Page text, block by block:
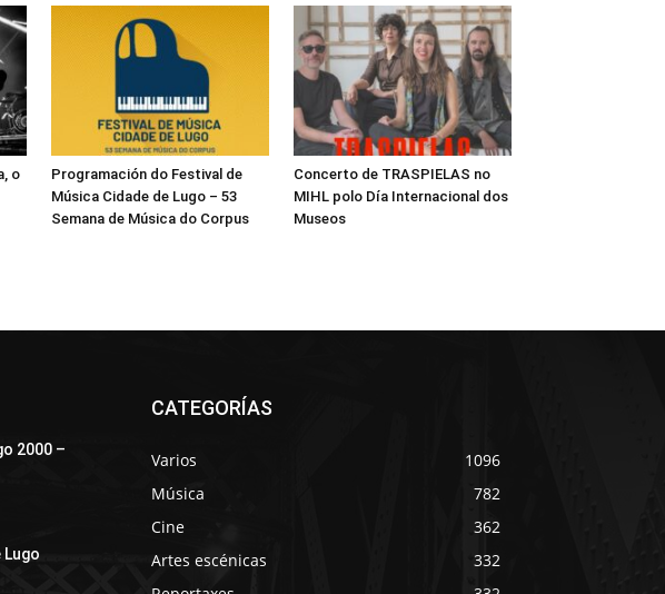
o
Programación do Festival de
Música Cidade de Lugo – 53
Semana de Música do Corpus
Concerto de TRASPIELAS no
MIHL polo Día Internacional dos
Museos
2000 –
CATEGORÍAS
Varios
1096
Música
782
Cine
362
Artes escénicas
332